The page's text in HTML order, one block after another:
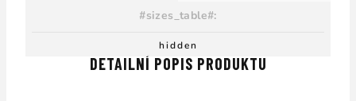
DETAILNÍ POPIS PRODUKTU
#sizes_table#:
hidden